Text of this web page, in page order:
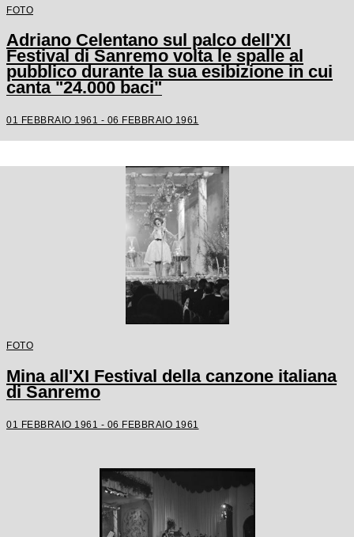
FOTO
Adriano Celentano sul palco dell'XI
Festival di Sanremo volta le spalle al
pubblico durante la sua esibizione in cui
canta "24.000 baci"
01 FEBBRAIO 1961 - 06 FEBBRAIO 1961
FOTO
Mina all'XI Festival della canzone italiana
di Sanremo
01 FEBBRAIO 1961 - 06 FEBBRAIO 1961